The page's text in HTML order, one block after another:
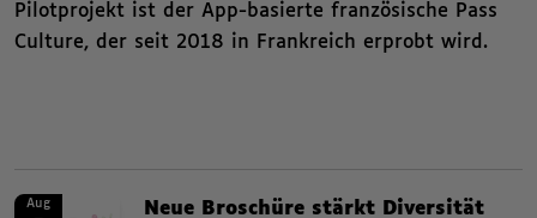
Pilotprojekt ist der App-basierte französische Pass
Culture, der seit 2018 in Frankreich erprobt wird.
Zusammenfassende
News.
Neue Broschüre stärkt Diversität
Aug